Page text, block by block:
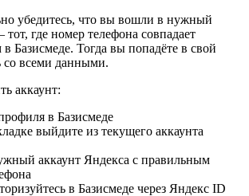
убедитесь, что вы вошли в нужный
где номер телефона совпадает
Базисмеде. Тогда вы попадёте в свой
всеми данными.
аккаунт:
в Базисмеде
выйдите из текущего аккаунта
аккаунт Яндекса с правильным
в Базисмеде через Яндекс ID